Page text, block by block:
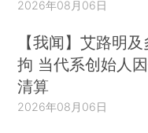
2026年08月06日
【我闻】艾路明
拘 当代系创始人
清算
2026年08月06日